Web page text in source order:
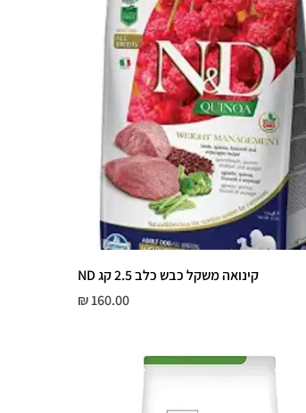
קינואה משקל כבש כלב 2.5 קג ND
מחיר